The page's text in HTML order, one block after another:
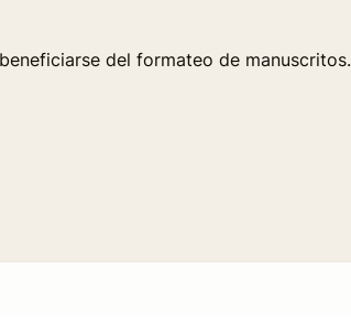
del formateo de manuscritos.